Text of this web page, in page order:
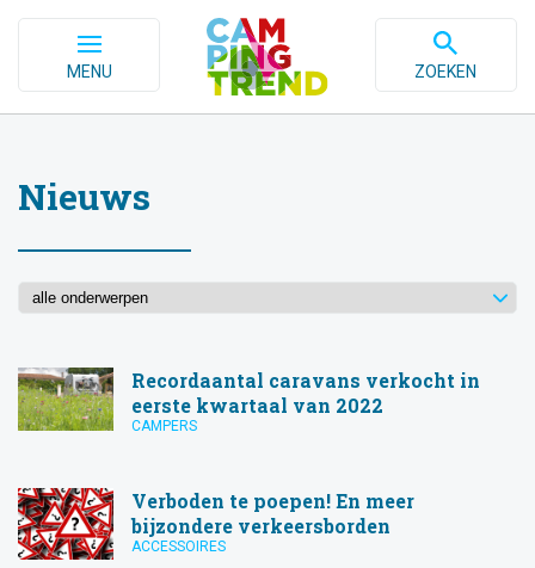
MENU ZOEKEN
Nieuws
Recordaantal caravans verkocht in
eerste kwartaal van 2022
CAMPERS
Verboden te poepen! En meer
bijzondere verkeersborden
ACCESSOIRES